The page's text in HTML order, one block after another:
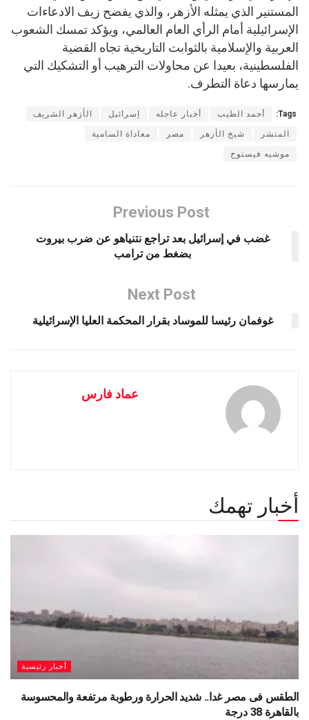
المستنير الذي يمثله الأزهر، والذي يفضح زيف الادعاءات
الإسرائيلية أمام الرأي العام العالمي، ويؤكد تمسك الشعوب
العربية والإسلامية بالثوابت التاريخية تجاه القضية
الفلسطينية، بعيدا عن محاولات الترهيب أو التشكيك التي
يمارسها دعاة التطرف.
Tags: أحمد الطيب أخبار عاجله إسرائيل الأزهر الشريف
المنشر شيخ الأزهر مصر معاداة السامية
موشيه فيستوخ
Previous Post
غضب في إسرائيل بعد تراجع نتنياهو عن ضرب بيروت
بضغط من ترامب
Next Post
غوفمان رئيسا للموساد بقرار المحكمة العليا الإسرائيلية
عماد فارس
أخبار تهمك
أخبار رئيسية
الطقس فى مصر غدا.. شديد الحرارة ورطوبة مرتفعة والمحسوسة
بالقاهرة 38 درجة